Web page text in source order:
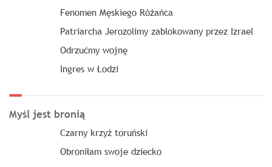
Fenomen Męskiego Różańca
Patriarcha Jerozolimy zablokowany przez Izrael
Odrzućmy wojnę
Ingres w Łodzi
Myśl jest bronią
Czarny krzyż toruński
Obroniłam swoje dziecko